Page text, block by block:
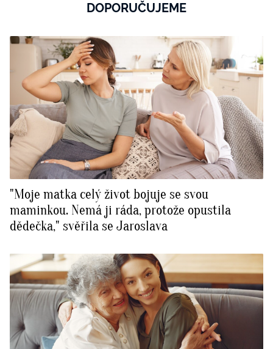
DOPORUČUJEME
"Moje matka celý život bojuje se svou
maminkou. Nemá ji ráda, protože opustila
dědečka," svěřila se Jaroslava